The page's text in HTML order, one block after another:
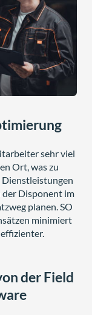
sehr viel
Ort, was zu
Dienstleistungen
Disponent im
planen. SO
minimiert
der Field